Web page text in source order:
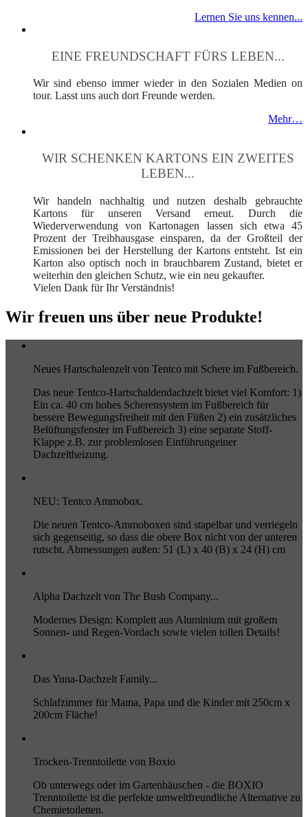
Lernen Sie uns kennen...
EINE FREUNDSCHAFT FÜRS LEBEN...
Wir sind ebenso immer wieder in den Sozialen Medien on
tour. Lasst uns auch dort Freunde werden.
Mehr…
WIR SCHENKEN KARTONS EIN ZWEITES
LEBEN...
Wir handeln nachhaltig und nutzen deshalb gebrauchte
Kartons für unseren Versand erneut. Durch die
Wiederverwendung von Kartonagen lassen sich etwa 45
Prozent der Treibhausgase einsparen, da der Großteil der
Emissionen bei der Herstellung der Kartons entsteht. Ist ein
Karton also optisch noch in brauchbarem Zustand, bietet er
weiterhin den gleichen Schutz, wie ein neu gekaufter.
Vielen Dank für Ihr Verständnis!
Wir freuen uns über neue Produkte!
Neues Hartschalenzelt von Tentco mit Schere im Fußbereich.
Das neue Tentco-Hartschaldendachzelt bietet viel Komfort: 1)
Ein ca. 40 cm hohes Scherensystem im Fußbereich für
bessere Bewegungsfreiheit mit den Füßen 2) ein zusätzliches
Belüftungsfenster im Fußbereich 3) eine separate Stoff-
Klappe z.B. zur problemlosen Einführungeiner
Dachzeltheizung.
NEU: Tentco Ammobox.
Die neuen Tentco-Ammoboxen sind stapelbar und verriegeln
sich gegenseitig, so dass die obere Box nicht von der unteren
rutscht. Abmessungen außen: 51 (L) x 40 (B) x 24 (H) cm
Alpha Dachzelt von The Bush Company...
Modernes Design: Komplett aus Aluminium mit großem
Sonnen- und Regen-Vordach sowie vielen tollen Details!
Das Yuna-Dachzelt Family...
Schlafzimmer für Mama, Papa und die Kinder mit 250cm x
200cm Fläche!
Trocken-Trenntoilette von Boxio
Ob unterwegs oder im Gartenhäuschen - die BOXIO
Trenntoilette ist die perfekte umweltfreundliche Alternative zu
Chemietoiletten.